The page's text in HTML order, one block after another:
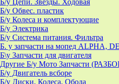
Б/у Цепи. Звёзды. Ходовая
Б/у Обвес. пластик
Б/у Колеса и комплектующие
Б/у Электрика
Б/у Система питания. Фильтра
Б. у запчасти на мопед ALPHA,
Б\у Запчасти для двигателя
Другие Б/у Мото Запчасти
Б/у Двигатель всборе
Б/у Диски, Колеса, Обода